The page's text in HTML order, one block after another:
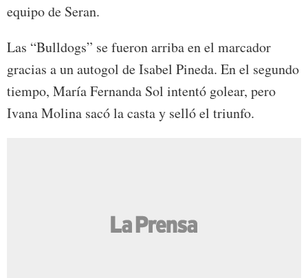
equipo de Seran.
Las “Bulldogs” se fueron arriba en el marcador
gracias a un autogol de Isabel Pineda. En el segundo
tiempo, María Fernanda Sol intentó golear, pero
Ivana Molina sacó la casta y selló el triunfo.